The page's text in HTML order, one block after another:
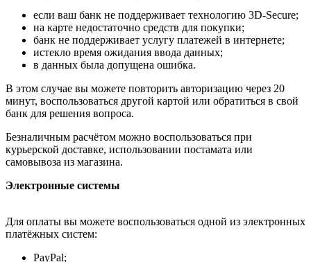
если ваш банк не поддерживает технологию 3D-Secure;
на карте недостаточно средств для покупки;
банк не поддерживает услугу платежей в интернете;
истекло время ожидания ввода данных;
в данных была допущена ошибка.
В этом случае вы можете повторить авторизацию через 20
минут, воспользоваться другой картой или обратиться в свой
банк для решения вопроса.
Безналичным расчётом можно воспользоваться при
курьерской доставке, использовании постамата или
самовывоза из магазина.
Электронные системы
Для оплаты вы можете воспользоваться одной из электронных
платёжных систем:
PayPal;